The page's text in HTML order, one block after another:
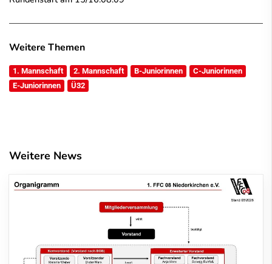
Weitere Themen
1. Mannschaft 2. Mannschaft B-Juniorinnen
C-Juniorinnen
E-Juniorinnen
Ü32
Weitere News